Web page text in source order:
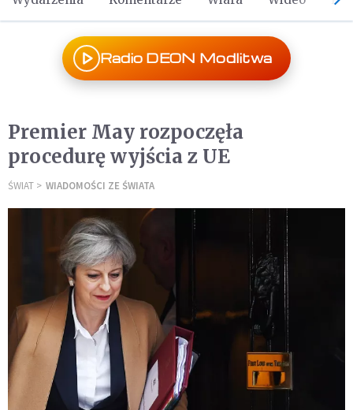
Radio DEON Modlitwa
Premier May rozpoczęła
procedurę wyjścia z UE
ŚWIAT WIADOMOŚCI ZE ŚWIATA